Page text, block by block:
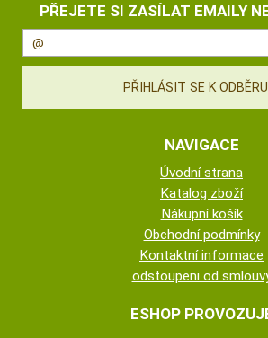
PŘEJETE SI ZASÍLAT EMAILY
NAVIGACE
Úvodní strana
Katalog zboží
Nákupní košík
Obchodní podmínky
Kontaktní informace
odstoupeni od
ESHOP